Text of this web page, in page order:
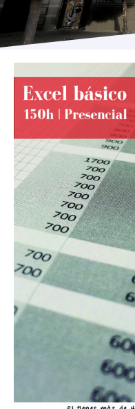
Programas